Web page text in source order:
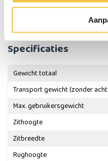
Modern zwart frame met
Ideaal voor transport en
Specificaties
Gewicht totaal
Transport gewicht (zonder
Max. gebruikersgewicht
Zithoogte
Zitbreedte
Rughoogte